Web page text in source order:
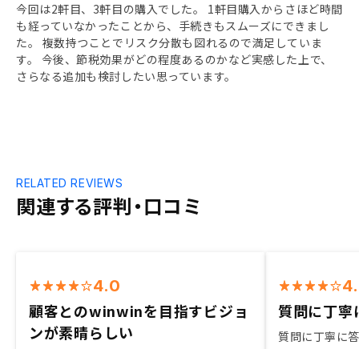
今回は2軒目、3軒目の購入でした。 1軒目購入からさほど時間
も経っていなかったことから、手続きもスムーズにできまし
た。 複数持つことでリスク分散も図れるので満足していま
す。 今後、節税効果がどの程度あるのかなど実感した上で、
さらなる追加も検討したい思っています。
関連する評判・口コミ
RELATED REVIEWS
4.0
顧客とのwinwinを目指すビジョ
ンが素晴らしい
質問に丁寧
質問に丁寧に